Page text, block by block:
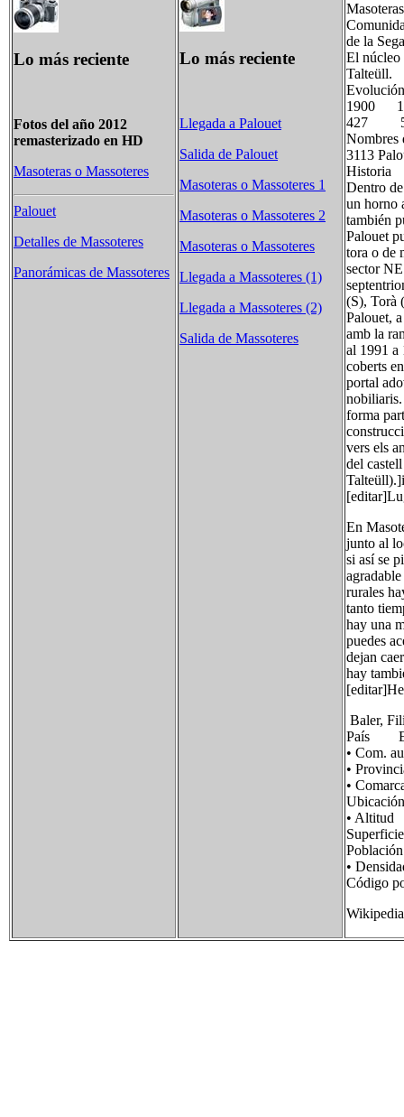
Lo más reciente
Fotos del año 2012
remasterizado en HD
Masoteras o Massoteres
Palouet
Detalles de Massoteres
Panorámicas de Massoteres
Lo más reciente
Llegada a Palouet
Salida de Palouet
Masoteras o Massoteres 1
Masoteras o Massoteres 2
Masoteras o Massoteres
Llegada a Massoteres (1)
Llegada a Massoteres (2)
Salida de Massoteres
de la
El núcleo
Talteüll.
1900
427
Nombres
3113
Historia
Dentro
un horno
también
Palouet
tora o de
sector
(S), Torà
Palouet,
amb la
al 1991 a
coberts
portal
nobiliaris.
forma
vers els
del
En
junto al
si así se
rurales
tanto
hay una
puedes
dejan
hay
Baler,
País
• Com.
•
•
•
•
Código
Wikipedia